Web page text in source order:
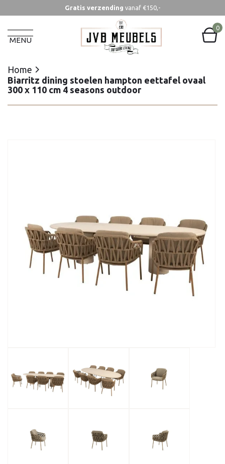
Gratis verzending vanaf €150,-
MENU
0
Home
Biarritz dining stoelen hampton eettafel ovaal
300 x 110 cm 4 seasons outdoor
Home
Biarritz dining stoelen hampton eettafel ovaal
300 x 110 cm 4 seasons outdoor